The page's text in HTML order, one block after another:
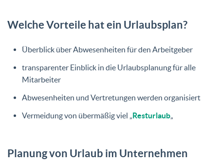
Welche Vorteile hat ein Urlaubsplan?
Überblick über Abwesenheiten für den Arbeitgeber
transparenter Einblick in die Urlaubsplanung für alle
Mitarbeiter
Abwesenheiten und Vertretungen werden organisiert
Vermeidung von übermäßig viel „Resturlaub„
Planung von Urlaub im Unternehmen